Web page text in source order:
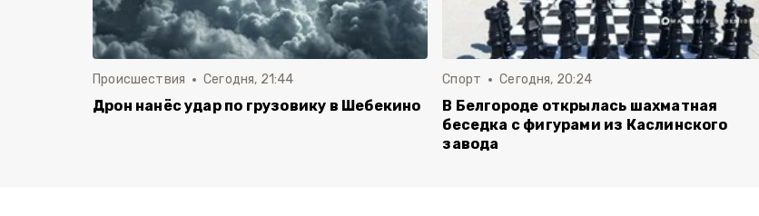
Происшествия Сегодня, 21:44
Дрон нанёс удар по грузовику в Шебекино
Спорт Сегодня, 20:24
В Белгороде открылась шахматная
беседка с фигурами из Каслинского
завода